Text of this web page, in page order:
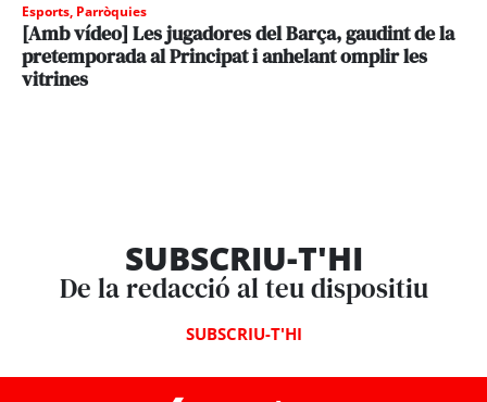
Esports, Parròquies
[Amb vídeo] Les jugadores del Barça, gaudint de la
pretemporada al Principat i anhelant omplir les
vitrines
SUBSCRIU-T'HI
De la redacció al teu dispositiu
SUBSCRIU-T'HI